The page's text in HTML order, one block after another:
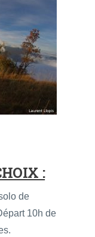
:
de
10h de